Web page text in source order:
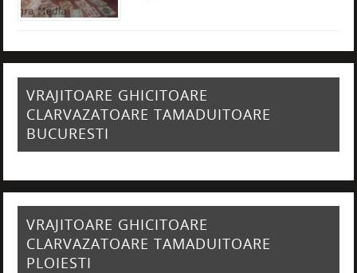
VRAJITOARE GHICITOARE
CLARVAZATOARE TAMADUITOARE
BUCURESTI
VRAJITOARE GHICITOARE
CLARVAZATOARE TAMADUITOARE
PLOIESTI